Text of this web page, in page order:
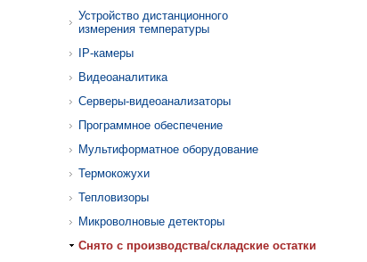
Устройство дистанционного
измерения температуры
IP-камеры
Видеоаналитика
Серверы-видеоанализаторы
Программное обеспечение
Мультиформатное оборудование
Термокожухи
Тепловизоры
Микроволновые детекторы
Cнято с производства/складские остатки